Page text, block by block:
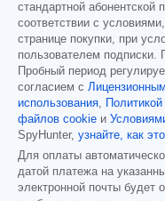
стандартной абонентской
соответствии с
странице покупки, при
пользователем подписки.
Пробный период
согласием с
использования,
файлов cookie и
SpyHunter, узнайте, как
Для оплаты
датой платежа на
электронной почты будет